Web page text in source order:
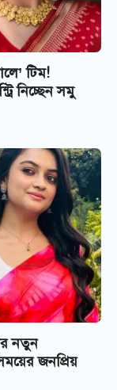
টিম!
নিচ্ছেন সমু
নতুন
জনপ্রিয়